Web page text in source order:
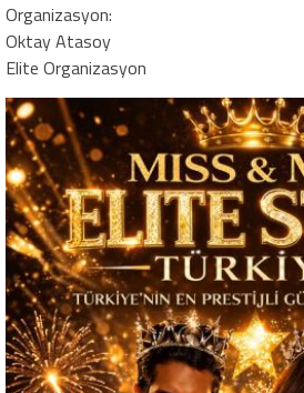
Organizasyon:
Oktay Atasoy
Elite Organizasyon